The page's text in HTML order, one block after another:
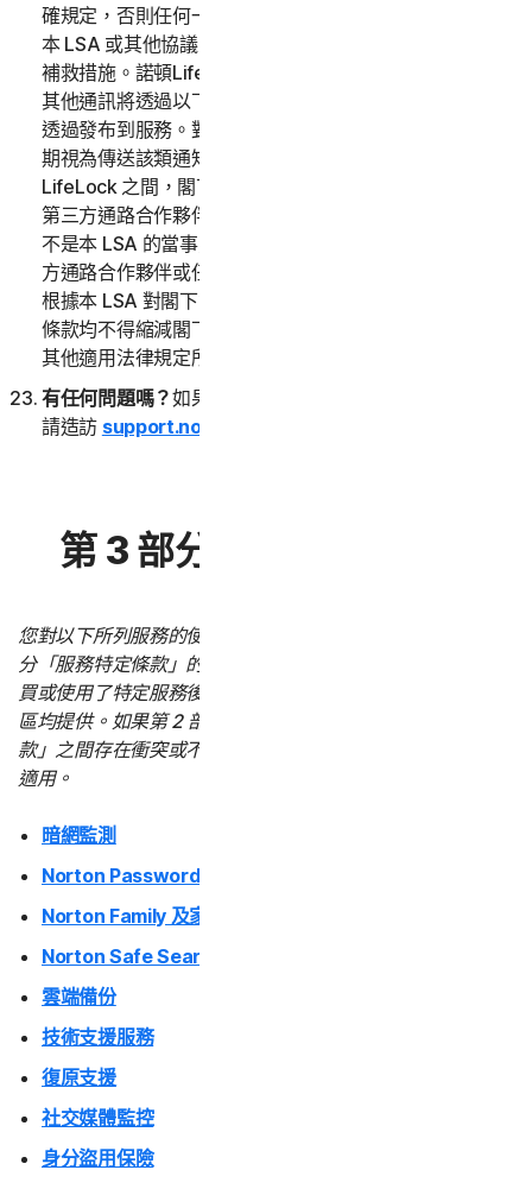
確規定，否則任何一方都將在不影響其他補救措施 (依據
本 LSA 或其他協議) 的情況下，根據本 LSA 行使其任何
補救措施。諾頓LifeLock 根據本 LSA 提供的任何通知或
其他通訊將透過以下方式獲取：(i) 透過電子郵件；或 (ii)
透過發布到服務。對於透過電子郵件發出的通知，接收日
期視為傳送該類通知的日期。本 LSA 僅限於閣下與諾頓
LifeLock 之間，閣下承認並同意 (i) 包括諾頓LifeLock 的
第三方通路合作夥伴或任何其附屬公司在內的第三方，都
不是本 LSA 的當事方，(ii) 包括諾頓LifeLock 的任何第三
方通路合作夥伴或任何其附屬公司在內的第三方，均不會
根據本 LSA 對閣下負有任何義務或職責。本 LSA 之任何
條款均不得縮減閣下依閣下管轄區之現有消費者保護法或
其他適用法律規定所享有之不得立約放棄之任何權利。
有任何問題嗎？如果閣下對本 LSA 或服務有任何疑問，
請造訪 support.norton.com
第 3 部分 – 服務特定條款
您對以下所列服務的使用受第 2 部分「一般條款」和第 3 部
分「服務特定條款」的約束。「服務特定條款」僅在閣下購
買或使用了特定服務後才適用。並非所有服務在所有國家/地
區均提供。如果第 2 部分「一般條款」與任何「服務特定條
款」之間存在衝突或不一致，則以「服務特定條款」為準並
適用。
暗網監測
Norton Password Manager | 諾頓密碼管理員
Norton Family 及家長防護網
Norton Safe Search 和 Safe Web
雲端備份
技術支援服務
復原支援
社交媒體監控
身分盜用保險